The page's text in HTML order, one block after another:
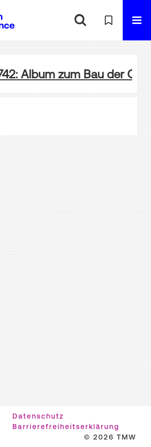
Album zum Bau der
Datenschutz
Barrierefreiheitserklärung
© 2026 TMW